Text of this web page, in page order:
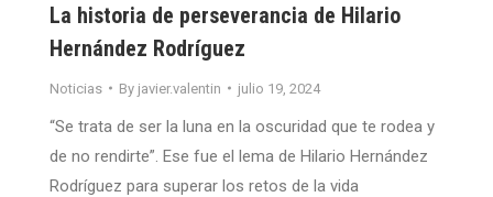
La historia de perseverancia de Hilario
Hernández Rodríguez
Noticias By javier.valentin julio 19, 2024
“Se trata de ser la luna en la oscuridad que te rodea y
de no rendirte”. Ese fue el lema de Hilario Hernández
Rodríguez para superar los retos de la vida